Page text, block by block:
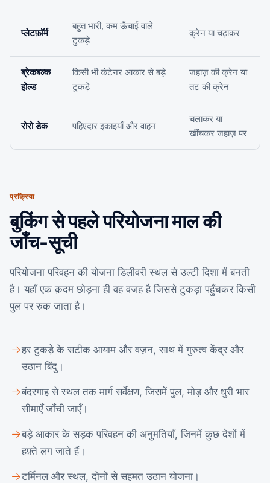
प्लेटफ़ॉर्म
बहुत भारी, कम ऊँचाई वाले
टुकड़े
क्रेन या चढ़ाकर
ब्रेकबल्क
होल्ड
किसी भी कंटेनर आकार से बड़े
टुकड़े
जहाज़ की क्रेन या
तट की क्रेन
रोरो डेक पहिएदार इकाइयाँ और वाहन
चलाकर या
खींचकर जहाज़ पर
प्रक्रिया
बुकिंग से पहले परियोजना माल की
जाँच-सूची
परियोजना परिवहन की योजना डिलीवरी स्थल से उल्टी दिशा में बनती
है। यहाँ एक क़दम छोड़ना ही वह वजह है जिससे टुकड़ा पहुँचकर किसी
पुल पर रुक जाता है।
हर टुकड़े के सटीक आयाम और वज़न, साथ में गुरुत्व केंद्र और
उठान बिंदु।
बंदरगाह से स्थल तक मार्ग सर्वेक्षण, जिसमें पुल, मोड़ और धुरी भार
सीमाएँ जाँची जाएँ।
बड़े आकार के सड़क परिवहन की अनुमतियाँ, जिनमें कुछ देशों में
हफ़्ते लग जाते हैं।
टर्मिनल और स्थल, दोनों से सहमत उठान योजना।